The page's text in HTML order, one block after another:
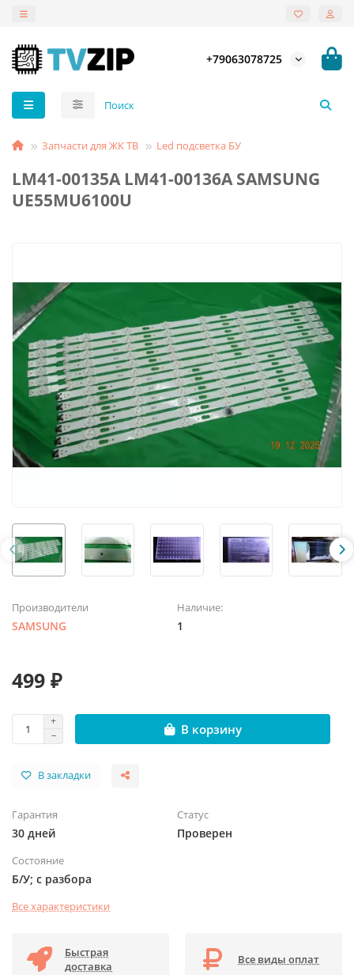
+79063078725
Запчасти для ЖК ТВ Led подсветка БУ
LM41-00135A LM41-00136A SAMSUNG
UE55MU6100U
Производители
SAMSUNG
Наличие:
1
499 ₽
В корзину
В закладки
Гарантия
30 дней
Статус
Проверен
Состояние
Б/У; с разбора
Все характеристики
Быстрая
доставка
Все виды оплат